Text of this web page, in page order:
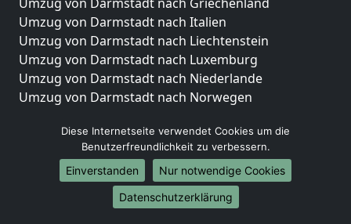
Umzug von Darmstadt nach Italien
Umzug von Darmstadt nach Liechtenstein
Umzug von Darmstadt nach Luxemburg
Umzug von Darmstadt nach Niederlande
Umzug von Darmstadt nach Norwegen
Umzüge-Deutschlandweit
Umzug von Darmstadt nach Berlin
Umzug von Darmstadt nach Hamburg
Umzug von Darmstadt nach München
Umzug von Darmstadt nach Köln
Diese Internetseite verwendet Cookies um die
Benutzerfreundlichkeit zu verbessern.
Einverstanden
Nur notwendige Cookies
Datenschutzerklärung